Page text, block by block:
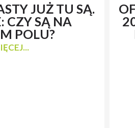
JUŻ TU SĄ.
CZY SĄ NA
POLU?